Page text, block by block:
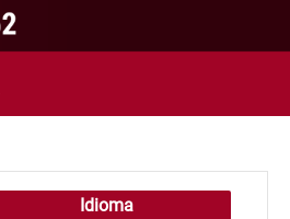
Idioma